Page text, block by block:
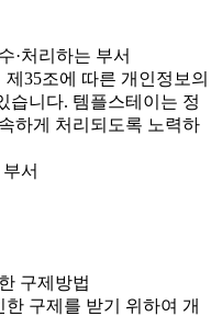
·처리하는 부서
35조에 따른 개인정보의
습니다. 템플스테이는 정
하게 처리되도록 노력하
서
구제방법
구제를 받기 위하여 개